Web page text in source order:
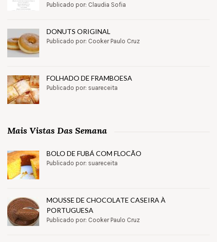
Publicado por: Claudia Sofia
DONUTS ORIGINAL
Publicado por: Cooker Paulo Cruz
FOLHADO DE FRAMBOESA
Publicado por: suareceita
Mais Vistas Das Semana
BOLO DE FUBÁ COM FLOCÃO
Publicado por: suareceita
MOUSSE DE CHOCOLATE CASEIRA À
PORTUGUESA
Publicado por: Cooker Paulo Cruz